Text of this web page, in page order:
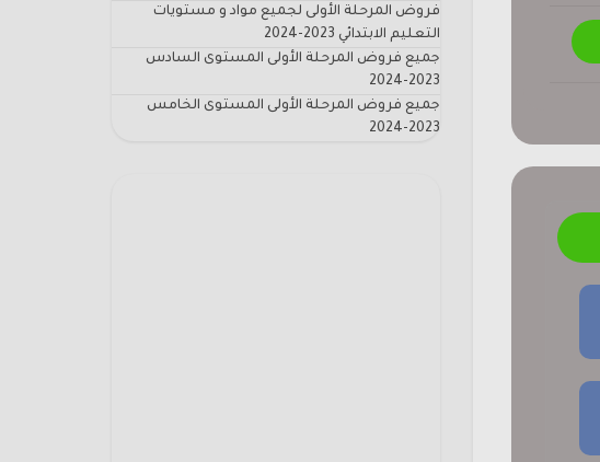
فروض المرحلة الأولى لجميع مواد و مستويات
التعليم الابتدائي 2023-2024
جميع فروض المرحلة الأولى المستوى السادس
2023-2024
جميع فروض المرحلة الأولى المستوى الخامس
2023-2024